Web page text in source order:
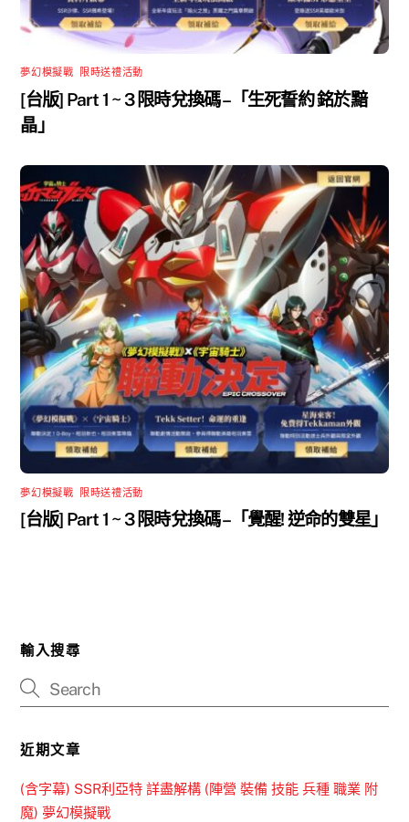
夢幻模擬戰 限時送禮活動
[台版] Part 1 ~ 3 限時兌換碼 –「生死誓約 銘於黯
晶」
夢幻模擬戰 限時送禮活動
[台版] Part 1 ~ 3 限時兌換碼 –「覺醒! 逆命的雙星」
輸入搜尋
近期文章
(含字幕) SSR利亞特 詳盡解構 (陣營 裝備 技能 兵種 職業 附
魔) 夢幻模擬戰